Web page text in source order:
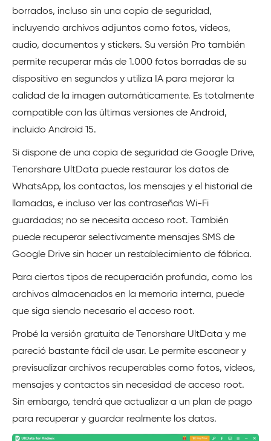
borrados, incluso sin una copia de seguridad,
incluyendo archivos adjuntos como fotos, vídeos,
audio, documentos y stickers. Su versión Pro también
permite recuperar más de 1.000 fotos borradas de su
dispositivo en segundos y utiliza IA para mejorar la
calidad de la imagen automáticamente. Es totalmente
compatible con las últimas versiones de Android,
incluido Android 15.
Si dispone de una copia de seguridad de Google Drive,
Tenorshare UltData puede restaurar los datos de
WhatsApp, los contactos, los mensajes y el historial de
llamadas, e incluso ver las contraseñas Wi-Fi
guardadas; no se necesita acceso root. También
puede recuperar selectivamente mensajes SMS de
Google Drive sin hacer un restablecimiento de fábrica.
Para ciertos tipos de recuperación profunda, como los
archivos almacenados en la memoria interna, puede
que siga siendo necesario el acceso root.
Probé la versión gratuita de Tenorshare UltData y me
pareció bastante fácil de usar. Le permite escanear y
previsualizar archivos recuperables como fotos, vídeos,
mensajes y contactos sin necesidad de acceso root.
Sin embargo, tendrá que actualizar a un plan de pago
para recuperar y guardar realmente los datos.